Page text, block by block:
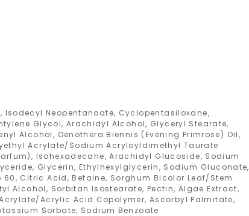
Neopentanoate, Cyclopentasiloxane,
Glycol, Arachidyl Alcohol, Glyceryl Stearate,
Alcohol, Oenothera Biennis (Evening Primrose) Oil,
Acrylate/Sodium Acryloyldimethyl Taurate
Isohexadecane, Arachidyl Glucoside, Sodium
Glycerin, Ethylhexylglycerin, Sodium Gluconate,
Citric Acid, Betaine, Sorghum Bicolor Leaf/Stem
Alcohol, Sorbitan Isostearate, Pectin, Algae Extract,
Acrylic Acid Copolymer, Ascorbyl Palmitate,
Sorbate, Sodium Benzoate